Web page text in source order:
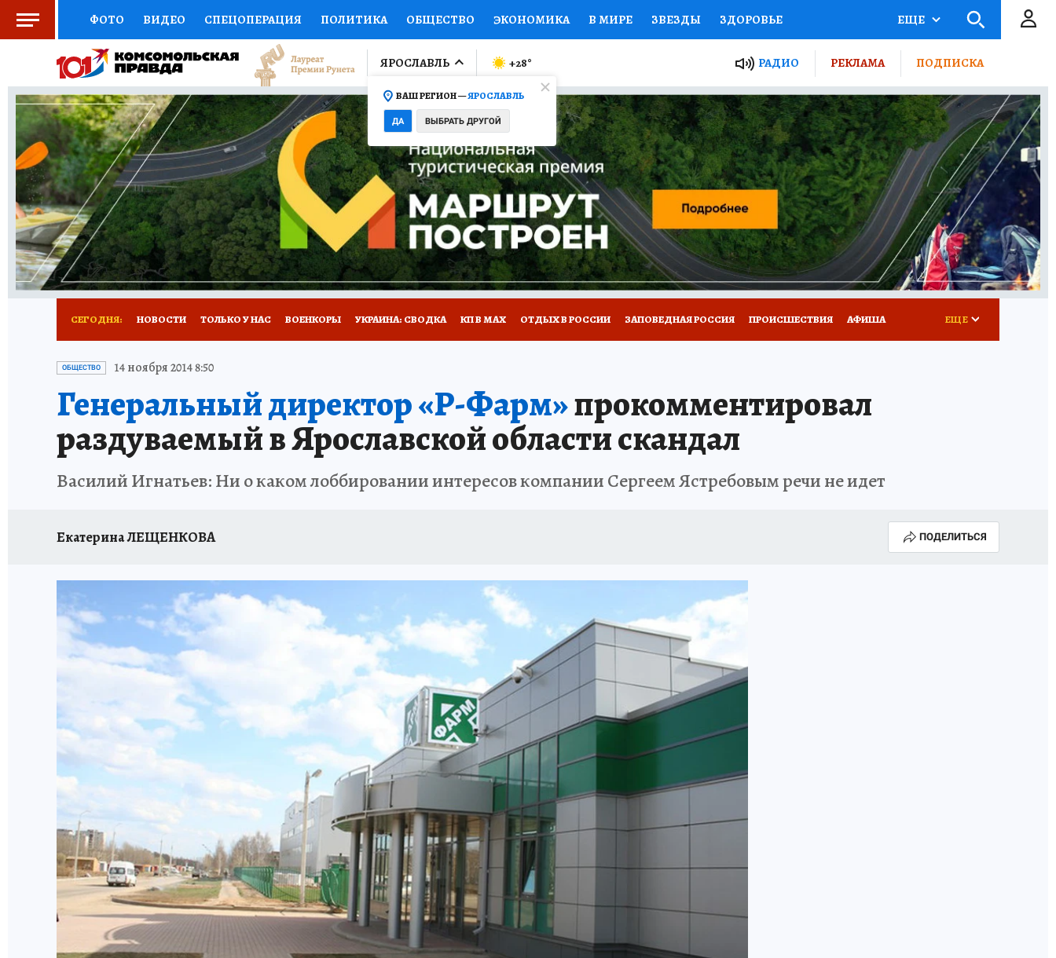
ФОТО ВИДЕО СПЕЦОПЕРАЦИЯ ПОЛИТИКА ОБЩЕСТВО ЭКОНОМИКА В МИРЕ ЗВЕЗДЫ ЗДОРОВЬЕ
СОЦПОДДЕРЖКА НАУКА СПОРТ КОЛУМНИСТЫ ПРОИСШЕСТВИЯ НАЦИОНАЛЬНЫЕ ПРОЕКТЫ РОССИИ
ВЫБОР ЭКСПЕРТОВ ДОКТОР ФИНАНСЫ ОТКРЫВАЕМ МИР Я ЗНАЮ СЕМЬЯ ЖЕНСКИЕ СЕКРЕТЫ ПУТЕВОДИТЕЛЬ
КНИЖНАЯ ПОЛКА ПРОГНОЗЫ НА СПОРТ ПРОМОКОДЫ СЕРИАЛЫ СПЕЦПРОЕКТЫ ДЕФИЦИТ ЖЕЛЕЗА ТУРИЗМ
ПРЕСС-ЦЕНТР НЕДВИЖИМОСТЬ ТЕЛЕВИЗОР КОЛЛЕКЦИИ КОНКУРСЫ РАБОТА У НАС ГИД ПОТРЕБИТЕЛЯ ВСЕ О КП
РАДИО КП РЕКЛАМА ТЕСТЫ НОВОЕ НА САЙТЕ ОБЪЯВЛЕНИЯ
ЕЩЕ
ЯРОСЛАВЛЬ
ВАШ РЕГИОН —ЯРОСЛАВЛЬ
ДА ВЫБРАТЬ ДРУГОЙ
+28° РАДИО РЕКЛАМА ПОДПИСКА
СЕГОДНЯ: НОВОСТИ ТОЛЬКО У НАС ВОЕНКОРЫ УКРАИНА: СВОДКА КП В МАХ ОТДЫХ В РОССИИ ЗАПОВЕДНАЯ РОССИЯ ПРОИСШЕСТВИЯ АФИША
ГЕРОИ ЯРОСЛАВИИ
ЕЩЕ
ОБЩЕСТВО 14 ноября 2014 8:50
Генеральный директор «Р-Фарм»прокомментировал
раздуваемый в Ярославской области скандал
Василий Игнатьев: Ни о каком лоббировании интересов компании Сергеем Ястребовым речи не идет
Екатерина ЛЕЩЕНКОВА ПОДЕЛИТЬСЯ